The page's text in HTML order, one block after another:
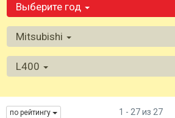
Выберите год
Mitsubishi
L400
по рейтингу 1 - 27 из 27